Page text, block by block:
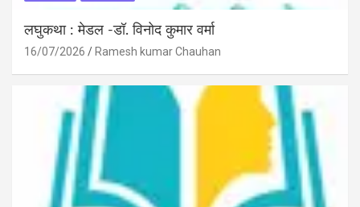
लघुकथा : मेडल -डॉ. विनोद कुमार वर्मा
16/07/2026 Ramesh kumar Chauhan